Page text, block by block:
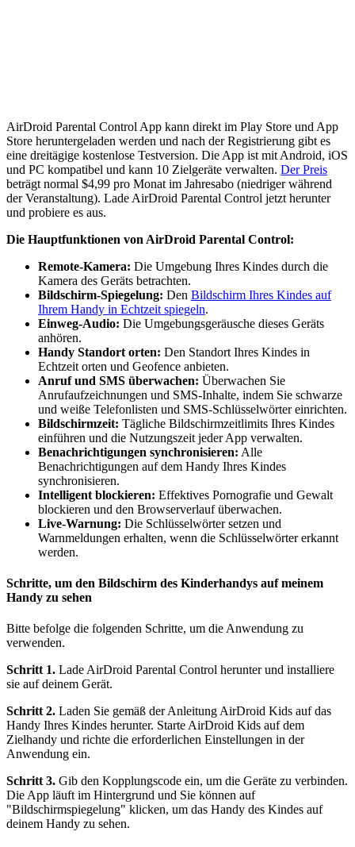
AirDroid Parental Control App kann direkt im Play Store und App
Store heruntergeladen werden und nach der Registrierung gibt es
eine dreitägige kostenlose Testversion. Die App ist mit Android, iOS
und PC kompatibel und kann 10 Zielgeräte verwalten. Der Preis
beträgt normal $4,99 pro Monat im Jahresabo (niedriger während
der Veranstaltung). Lade AirDroid Parental Control jetzt herunter
und probiere es aus.
Die Hauptfunktionen von AirDroid Parental Control:
Remote-Kamera: Die Umgebung Ihres Kindes durch die
Kamera des Geräts betrachten.
Bildschirm-Spiegelung: Den Bildschirm Ihres Kindes auf
Ihrem Handy in Echtzeit spiegeln.
Einweg-Audio: Die Umgebungsgeräusche dieses Geräts
anhören.
Handy Standort orten: Den Standort Ihres Kindes in
Echtzeit orten und Geofence anbieten.
Anruf und SMS überwachen: Überwachen Sie
Anrufaufzeichnungen und SMS-Inhalte, indem Sie schwarze
und weiße Telefonlisten und SMS-Schlüsselwörter einrichten.
Bildschirmzeit: Tägliche Bildschirmzeitlimits Ihres Kindes
einführen und die Nutzungszeit jeder App verwalten.
Benachrichtigungen synchronisieren: Alle
Benachrichtigungen auf dem Handy Ihres Kindes
synchronisieren.
Intelligent blockieren: Effektives Pornografie und Gewalt
blockieren und den Browserverlauf überwachen.
Live-Warnung: Die Schlüsselwörter setzen und
Warnmeldungen erhalten, wenn die Schlüsselwörter erkannt
werden.
Schritte, um den Bildschirm des Kinderhandys auf meinem
Handy zu sehen
Bitte befolge die folgenden Schritte, um die Anwendung zu
verwenden.
Schritt 1. Lade AirDroid Parental Control herunter und installiere
sie auf deinem Gerät.
Schritt 2. Laden Sie gemäß der Anleitung AirDroid Kids auf das
Handy Ihres Kindes herunter. Starte AirDroid Kids auf dem
Zielhandy und richte die erforderlichen Einstellungen in der
Anwendung ein.
Schritt 3. Gib den Kopplungscode ein, um die Geräte zu verbinden.
Die App läuft im Hintergrund und Sie können auf
"Bildschirmspiegelung" klicken, um das Handy des Kindes auf
deinem Handy zu sehen.